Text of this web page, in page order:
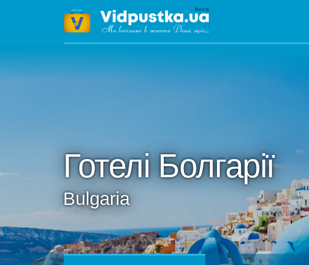
Готелі Болгарії
Bulgaria